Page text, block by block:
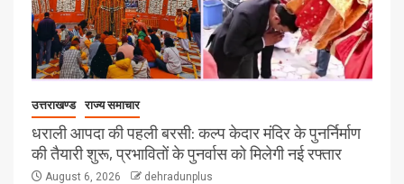
उत्तराखण्ड राज्य समाचार
धराली आपदा की पहली बरसी: कल्प केदार मंदिर के पुनर्निर्माण
की तैयारी शुरू, प्रभावितों के पुनर्वास को मिलेगी नई रफ्तार
August 6, 2026 dehradunplus